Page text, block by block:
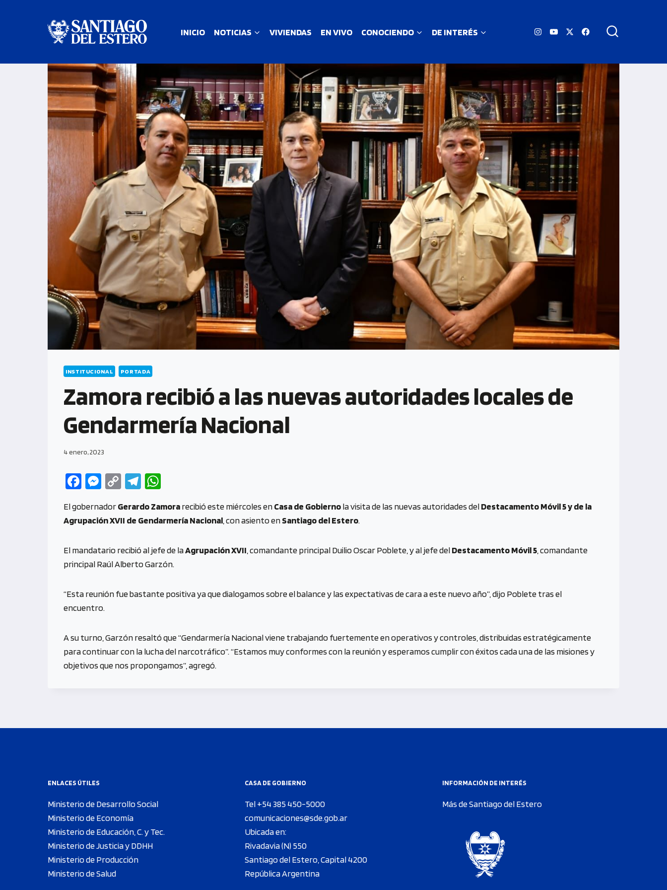
INICIO NOTICIAS VIVIENDAS EN VIVO CONOCIENDO DE INTERÉS
INSTITUCIONAL PORTADA
Zamora recibió a las nuevas autoridades locales de
Gendarmería Nacional
4 enero, 2023
Fa
b
o
o
k
M
se
n
g
er
C
py
Li
n
k
Te
gr
a
m
at
s
A
p
El gobernadorGerardo Zamorarecibió este miércoles enCasa de Gobiernola visita de las nuevas autoridades delDestacamento Móvil 5 y de la
Agrupación XVII de Gendarmería Nacional , con asiento enSantiago del Estero.
El mandatario recibió al jefe de laAgrupación XVII , comandante principal Duilio Oscar Poblete, y al jefe delDestacamento Móvil 5 , comandante
principal Raúl Alberto Garzón.
“Esta reunión fue bastante positiva ya que dialogamos sobre el balance y las expectativas de cara a este nuevo año”, dijo Poblete tras el
encuentro.
A su turno, Garzón resaltó que “Gendarmería Nacional viene trabajando fuertemente en operativos y controles, distribuidas estratégicamente
para continuar con la lucha del narcotráfico”. “Estamos muy conformes con la reunión y esperamos cumplir con éxitos cada una de las misiones y
objetivos que nos propongamos”, agregó.
ENLACES ÚTILES
Ministerio de Desarrollo Social
Ministerio de Economía
Ministerio de Educación, C. y Tec.
Ministerio de Justicia y DDHH
Ministerio de Producción
Ministerio de Salud
CASA DE GOBIERNO
Tel +54 385 450-5000
comunicaciones@sde.gob.ar
Ubicada en:
Rivadavia (N) 550
Santiago del Estero, Capital 4200
República Argentina
INFORMACIÓN DE INTERÉS
Más de Santiago del Estero